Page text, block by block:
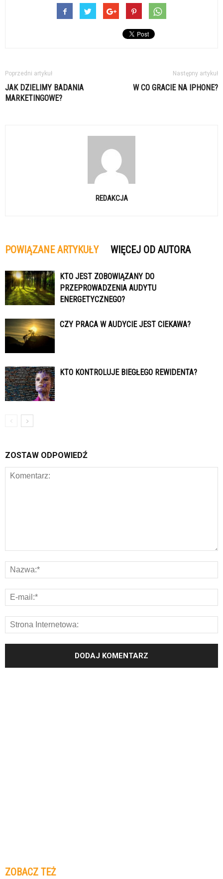
Poprzedni artykuł
JAK DZIELIMY BADANIA
MARKETINGOWE?
Następny artykuł
W CO GRACIE NA IPHONE?
REDAKCJA
POWIĄZANE ARTYKUŁY WIĘCEJ OD AUTORA
KTO JEST ZOBOWIĄZANY DO
PRZEPROWADZENIA AUDYTU
ENERGETYCZNEGO?
CZY PRACA W AUDYCIE JEST CIEKAWA?
KTO KONTROLUJE BIEGŁEGO REWIDENTA?
ZOSTAW ODPOWIEDŹ
ZOBACZ TEŻ